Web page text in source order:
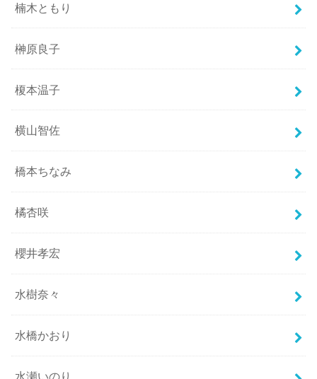
楠木ともり
榊原良子
榎本温子
横山智佐
橋本ちなみ
橘杏咲
櫻井孝宏
水樹奈々
水橋かおり
水瀬いのり